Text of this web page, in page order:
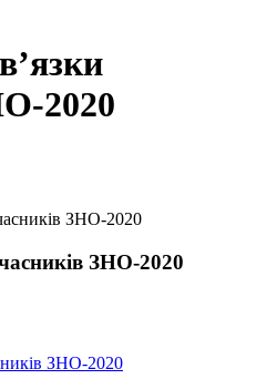
2020
ЗНО-2020
ЗНО-2020
ЗНО-2020